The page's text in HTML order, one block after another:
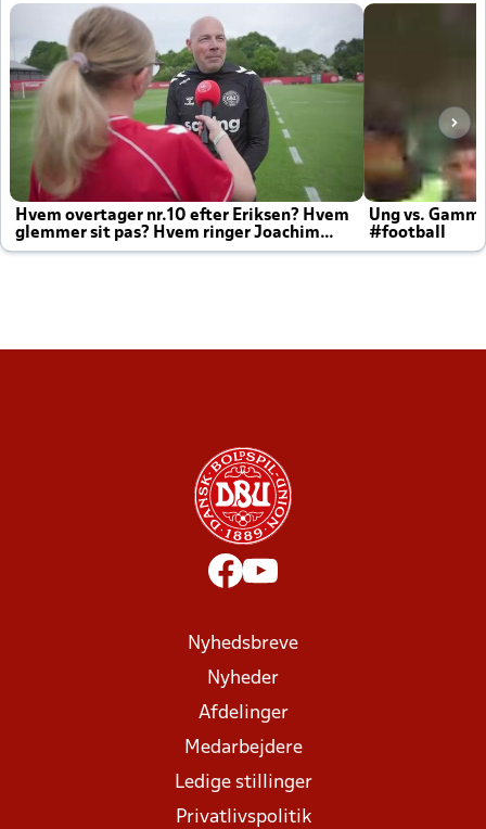
Hvem overtager nr.10 efter Eriksen? Hvem
glemmer sit pas? Hvem ringer Joachim
altid til efter kampe?
Ung vs.
#football
Nyhedsbreve
Nyheder
Afdelinger
Medarbejdere
Ledige stillinger
Privatlivspolitik